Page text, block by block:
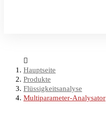
Hauptseite
Produkte
Flüssigkeitsanalyse
Multiparameter-Analysator